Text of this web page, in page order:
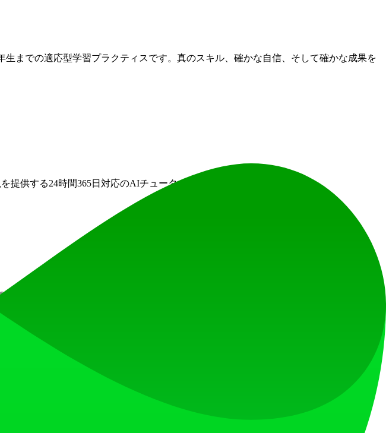
までの適応型学習プラクティスです。真のスキル、確かな自信、そして確かな成果を
供する24時間365日対応のAIチューター。無料で始められます。
用のAI練習問題4,700問以上。3コース無料。
試験、課題のための高速、正確、かつ簡単な採点ツールです。